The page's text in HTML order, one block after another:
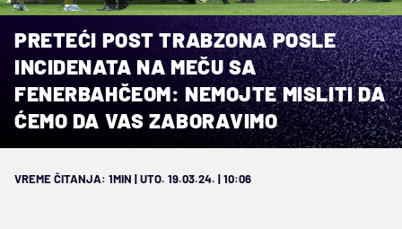
PRETEĆI POST TRABZONA POSLE
INCIDENATA NA MEČU SA
FENERBAHČEOM: NEMOJTE MISLITI DA
ĆEMO DA VAS ZABORAVIMO
VREME ČITANJA: 1MIN | UTO. 19.03.24. | 10:06